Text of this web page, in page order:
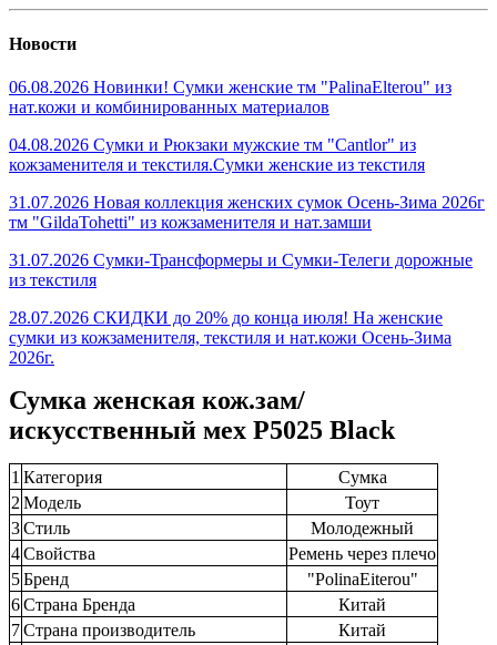
Новости
06.08.2026 Новинки! Сумки женские тм "PalinaElterou" из
нат.кожи и комбинированных материалов
04.08.2026 Сумки и Рюкзаки мужские тм "Cantlor" из
кожзаменителя и текстиля.Сумки женские из текстиля
31.07.2026 Новая коллекция женских сумок Осень-Зима 2026г
тм "GildaTohetti" из кожзаменителя и нат.замши
31.07.2026 Сумки-Трансформеры и Сумки-Телеги дорожные
из текстиля
28.07.2026 СКИДКИ до 20% до конца июля! На женские
сумки из кожзаменителя, текстиля и нат.кожи Осень-Зима
2026г.
Сумка женская кож.зам/
искусственный мех P5025 Black
1 Категория
Сумка
2 Модель
Тоут
3Стиль
Молодежный
4Свойства
Ремень через плечо
5Бренд
"PolinaEiterou"
6Страна Бренда
Китай
7Страна производитель
Китай